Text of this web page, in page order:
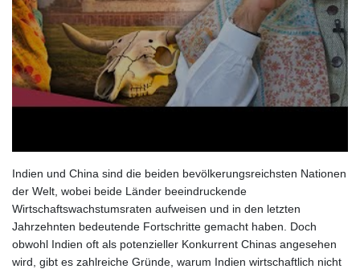
Indien und China sind die beiden bevölkerungsreichsten Nationen
der Welt, wobei beide Länder beeindruckende
Wirtschaftswachstumsraten aufweisen und in den letzten
Jahrzehnten bedeutende Fortschritte gemacht haben. Doch
obwohl Indien oft als potenzieller Konkurrent Chinas angesehen
wird, gibt es zahlreiche Gründe, warum Indien wirtschaftlich nicht